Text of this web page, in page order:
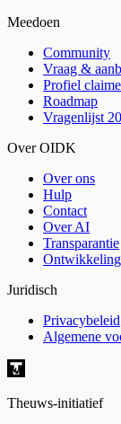
Meedoen
Community
Vraag &
Profiel
Roadmap
Vragenlijst
Over OIDK
Over ons
Hulp
Contact
Over AI
Transparantie
Juridisch
Privacybeleid
Algemene
Theuws-initiatief